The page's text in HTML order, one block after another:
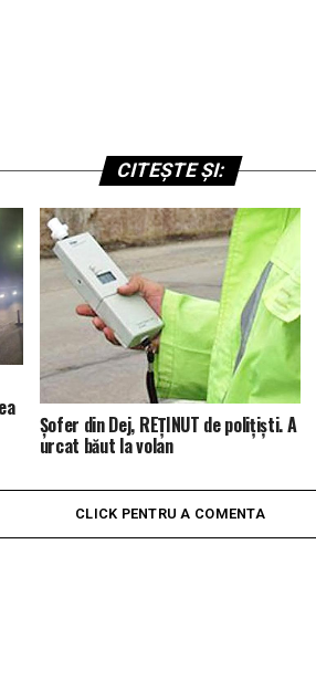
CITEȘTE ȘI:
Șofer din Dej, REȚINUT de polițiști. A
urcat băut la volan
CLICK PENTRU A COMENTA